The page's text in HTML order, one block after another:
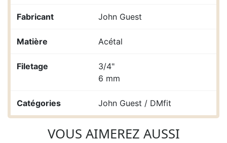
Fabricant John Guest
Matière Acétal
Filetage
3/4"
6 mm
Catégories John Guest / DMfit
VOUS AIMEREZ AUSSI